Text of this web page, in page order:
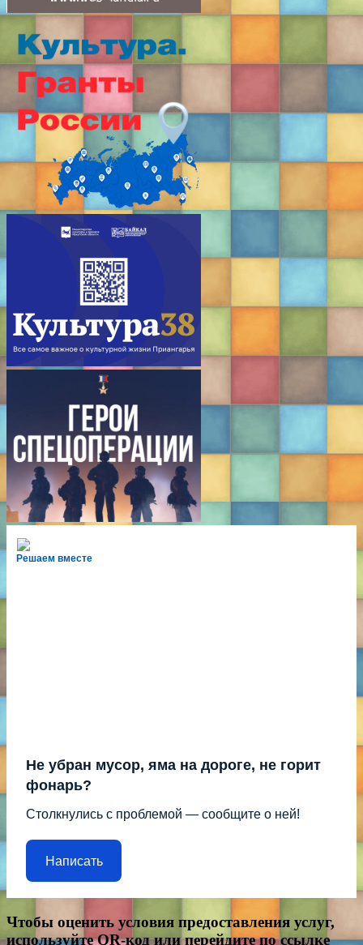
Решаем вместе
Не убран мусор, яма на дороге, не горит
фонарь?
Столкнулись с проблемой — сообщите о ней!
Написать
Чтобы оценить условия предоставления услуг,
используйте QR-код или перейдите по ссылке